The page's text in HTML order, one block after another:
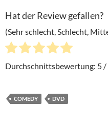
Hat der Review gefallen?
(Sehr schlecht, Schlecht,
Durchschnittsbewertung: 5 /
COMEDY DVD